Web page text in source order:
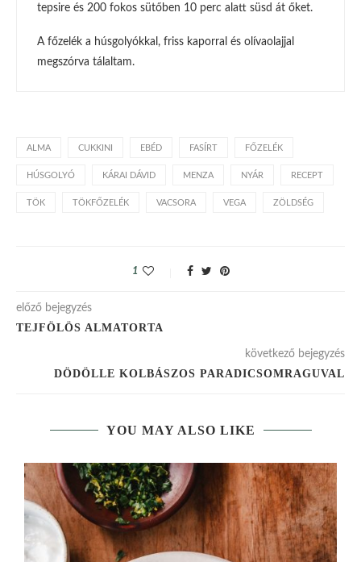
tepsire és 200 fokos sütőben 10 perc alatt süsd át őket.
A főzelék a húsgolyókkal, friss kaporral és olívaolajjal
megszórva tálaltam.
ALMA CUKKINI EBÉD FASÍRT FŐZELÉK
HÚSGOLYÓ KÁRAI DÁVID MENZA NYÁR RECEPT
TÖK TÖKFŐZELÉK VACSORA VEGA ZÖLDSÉG
1
előző bejegyzés
TEJFÖLÖS ALMATORTA
következő bejegyzés
DÖDÖLLE KOLBÁSZOS PARADICSOMRAGUVAL
YOU MAY ALSO LIKE